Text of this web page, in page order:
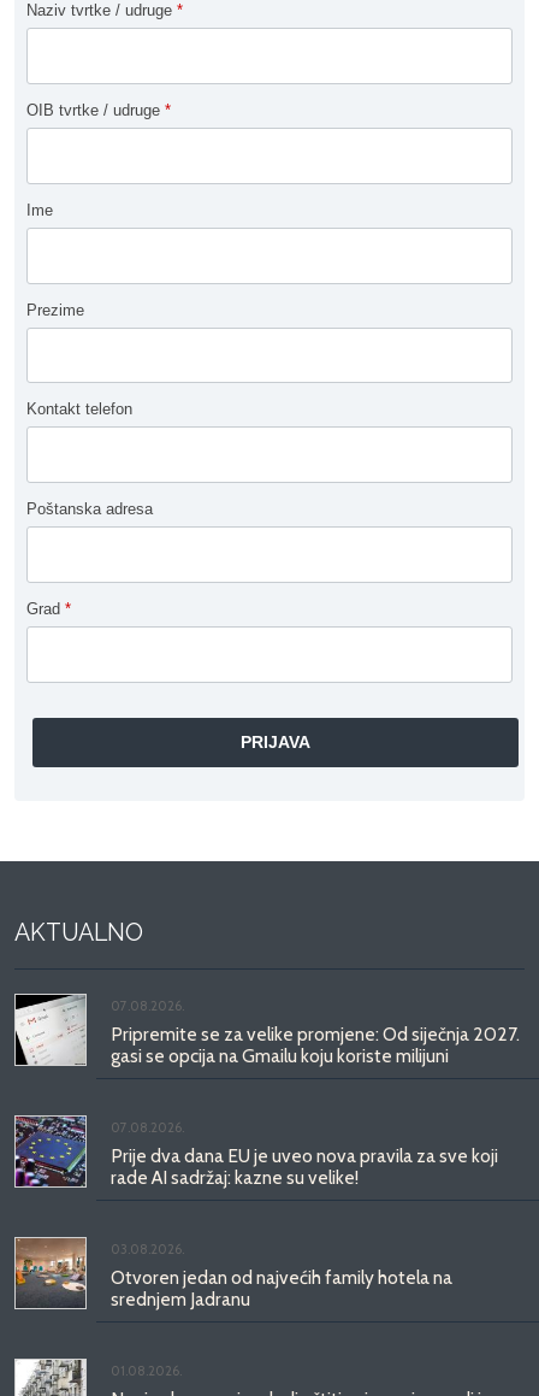
Naziv tvrtke / udruge *
OIB tvrtke / udruge *
Ime
Prezime
Kontakt telefon
Poštanska adresa
Grad *
AKTUALNO
07.08.2026.
Pripremite se za velike promjene: Od siječnja 2027.
gasi se opcija na Gmailu koju koriste milijuni
07.08.2026.
Prije dva dana EU je uveo nova pravila za sve koji
rade AI sadržaj: kazne su velike!
03.08.2026.
Otvoren jedan od najvećih family hotela na
srednjem Jadranu
01.08.2026.